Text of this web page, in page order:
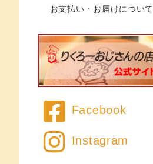
お支払い・お届けについて
Facebook
Instagram